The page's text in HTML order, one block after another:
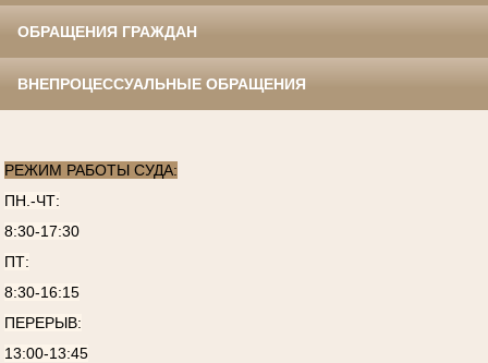
ОБРАЩЕНИЯ ГРАЖДАН
ВНЕПРОЦЕССУАЛЬНЫЕ ОБРАЩЕНИЯ
РЕЖИМ РАБОТЫ СУДА:
ПН.-ЧТ:
8:30-17:30
ПТ:
8:30-16:15
ПЕРЕРЫВ:
13:00-13:45